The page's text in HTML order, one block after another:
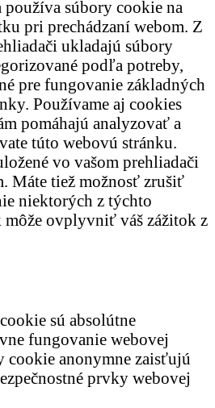
používa súbory cookie na
pri prechádzaní webom. Z
ukladajú súbory
podľa potreby,
pre fungovanie základných
Používame aj cookies
pomáhajú analyzovať a
túto webovú stránku.
vo vašom prehliadači
Máte tiež možnosť zrušiť
niektorých z týchto
môže ovplyvniť váš zážitok z
sú absolútne
fungovanie webovej
cookie anonymne zaisťujú
prvky webovej